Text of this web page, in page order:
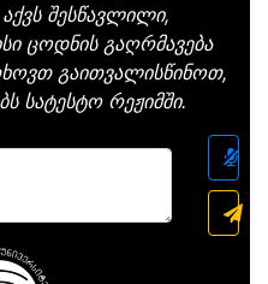
შესწავლილი,
ცოდნის გაღრმავება
გაითვალისწინოთ,
სატესტო რეჟიმში.